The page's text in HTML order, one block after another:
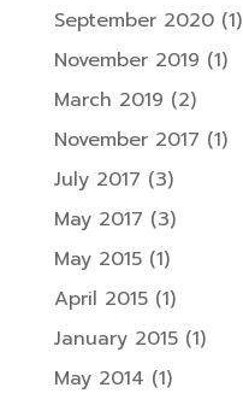
September 2020(1)
November 2019 (1)
March 2019 (2)
November 2017 (1)
July 2017 (3)
May 2017 (3)
May 2015(1)
April 2015(1)
January 2015(1)
May 2014 (1)